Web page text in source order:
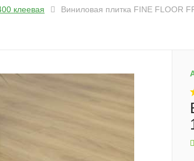
клеевая Виниловая плитка FINE FLOOR